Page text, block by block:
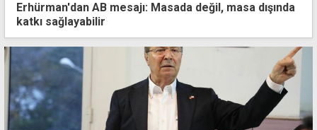
Erhürman'dan AB mesajı: Masada değil, masa dışında
katkı sağlayabilir